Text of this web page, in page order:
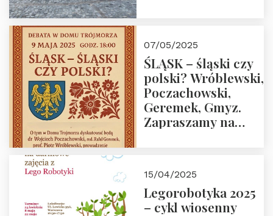
07/05/2025
ŚLĄSK – śląski czy
polski? Wróblewski,
Poczachowski,
Geremek, Gmyz.
Zapraszamy na
Trójmorza.
15/04/2025
Legorobotyka 2025
– cykl wiosenny